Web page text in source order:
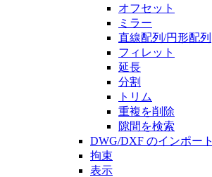
オフセット
ミラー
直線配列/円形配列
フィレット
延長
分割
トリム
重複を削除
隙間を検索
DWG/DXF のインポート
拘束
表示